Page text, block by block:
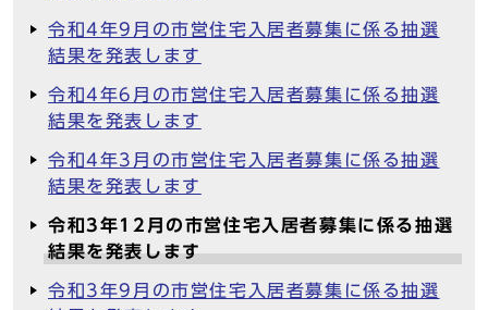
令和4年9月の市営住宅入居者募集に係る抽選
結果を発表します
令和4年6月の市営住宅入居者募集に係る抽選
結果を発表します
令和4年3月の市営住宅入居者募集に係る抽選
結果を発表します
令和3年12月の市営住宅入居者募集に係る抽選
結果を発表します
令和3年9月の市営住宅入居者募集に係る抽選